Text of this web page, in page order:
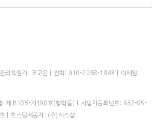
리책임자: 조고은 | 전화: 010-2268-1843 | 이메일:
제 B105-가198호(황학동) | 사업자등록번호: 632-05-
| 호스팅제공자: (주)식스샵